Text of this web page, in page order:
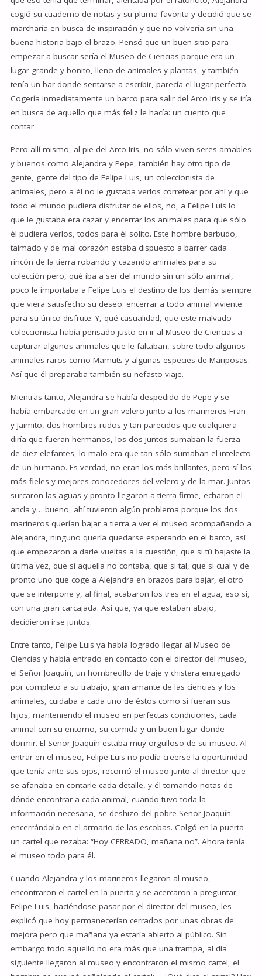
cogió su cuaderno de notas y su pluma favorita y decidió que se
marcharía en busca de inspiración y que no volvería sin una
buena historia bajo el brazo. Pensó que un buen sitio para
empezar a buscar sería el Museo de Ciencias porque era un
lugar grande y bonito, lleno de animales y plantas, y también
tenía un bar donde sentarse a escribir, parecía el lugar perfecto.
Cogería inmediatamente un barco para salir del Arco Iris y se iría
en busca de aquello que más feliz le hacía: un cuento que
contar.
Pero allí mismo, al pie del Arco Iris, no sólo viven seres amables
y buenos como Alejandra y Pepe, también hay otro tipo de
gente, gente del tipo de Felipe Luis, un coleccionista de
animales, pero a él no le gustaba verlos corretear por ahí y que
todo el mundo pudiera disfrutar de ellos, no, a Felipe Luis lo
que le gustaba era cazar y encerrar los animales para que sólo
él pudiera verlos, todos para él solito. Este hombre barbudo,
taimado y de mal corazón estaba dispuesto a barrer cada
rincón de la tierra robando y cazando animales para su
colección pero, qué iba a ser del mundo sin un sólo animal,
poco le importaba a Felipe Luis el destino de los demás siempre
que viera satisfecho su deseo: encerrar a todo animal viviente
para su único disfrute. Y, qué casualidad, que este malvado
coleccionista había pensado justo en ir al Museo de Ciencias a
capturar algunos animales que le faltaban, sobre todo algunos
animales raros como Mamuts y algunas especies de Mariposas.
Así que él preparaba también su nefasto viaje.
Mientras tanto, Alejandra se había despedido de Pepe y se
había embarcado en un gran velero junto a los marineros Fran
y Jaimito, dos hombres rudos y tan parecidos que cualquiera
diría que fueran hermanos, los dos juntos sumaban la fuerza
de diez elefantes, lo malo era que tan sólo sumaban el intelecto
de un humano. Es verdad, no eran los más brillantes, pero sí los
más fieles y mejores conocedores del velero y de la mar. Juntos
surcaron las aguas y pronto llegaron a tierra firme, echaron el
ancla y… bueno, ahí tuvieron algún problema porque los dos
marineros querían bajar a tierra a ver el museo acompañando a
Alejandra, ninguno quería quedarse esperando en el barco, así
que empezaron a darle vueltas a la cuestión, que si tú bajaste la
última vez, que si aquella no contaba, que si tal, que si cual y de
pronto uno que coge a Alejandra en brazos para bajar, el otro
que se interpone y, al final, acabaron los tres en el agua, eso sí,
con una gran carcajada. Así que, ya que estaban abajo,
decidieron irse juntos.
Entre tanto, Felipe Luis ya había logrado llegar al Museo de
Ciencias y había entrado en contacto con el director del museo,
el Señor Joaquín, un hombrecillo de traje y chistera entregado
por completo a su trabajo, gran amante de las ciencias y los
animales, cuidaba a cada uno de éstos como si fueran sus
hijos, manteniendo el museo en perfectas condiciones, cada
animal con su entorno, su comida y un buen lugar donde
dormir. El Señor Joaquín estaba muy orgulloso de su museo. Al
entrar en el museo, Felipe Luis no podía creerse la oportunidad
que tenía ante sus ojos, recorrió el museo junto al director que
se afanaba en contarle cada detalle, y él tomando notas de
dónde encontrar a cada animal, cuando tuvo toda la
información necesaria, se deshizo del pobre Señor Joaquín
encerrándolo en el armario de las escobas. Colgó en la puerta
un cartel que rezaba: “Hoy CERRADO, mañana no”. Ahora tenía
el museo todo para él.
Cuando Alejandra y los marineros llegaron al museo,
encontraron el cartel en la puerta y se acercaron a preguntar,
Felipe Luis, haciéndose pasar por el director del museo, les
explicó que hoy permanecerían cerrados por unas obras de
mejora pero que mañana ya estaría abierto al público. Sin
embargo todo aquello no era más que una trampa, al día
siguiente llegaron al museo y encontraron el mismo cartel, el